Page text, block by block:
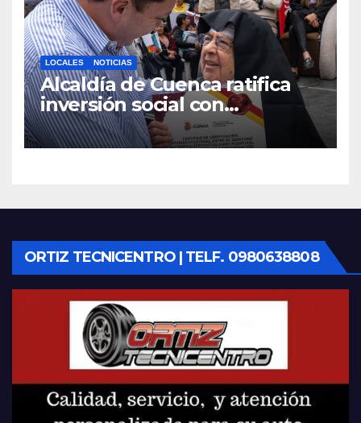
LOCALES NOTICIAS
Alcaldía de Cuenca ratifica
inversión social con
fundaciones e instituciones
locales
ORTIZ TECNICENTRO | TELF. 0980638808